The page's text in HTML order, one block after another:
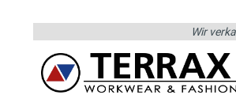
Wir